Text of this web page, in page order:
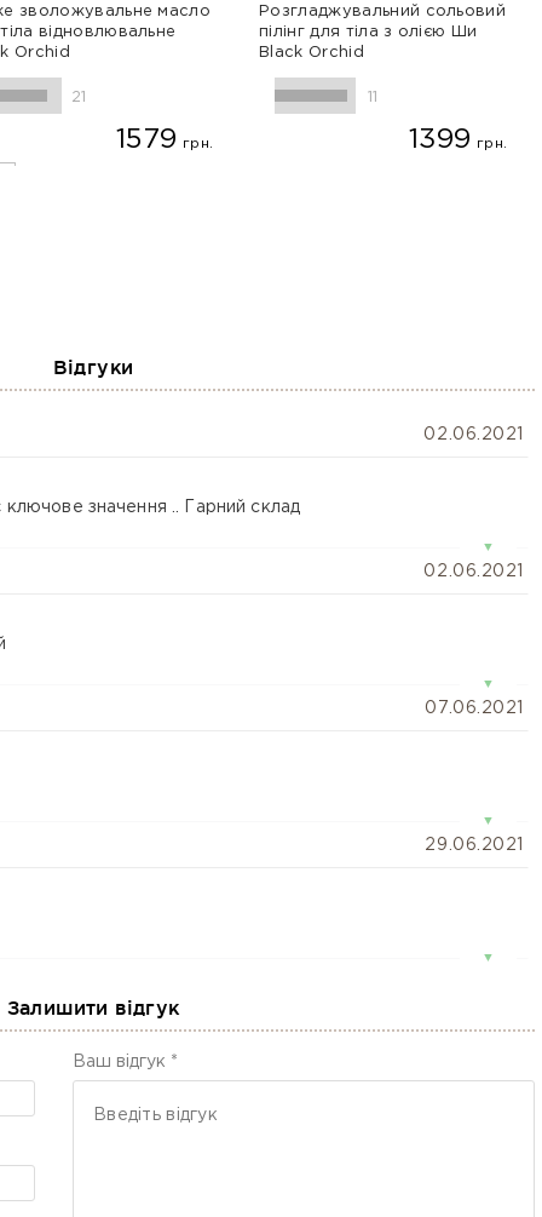
зволожувальне масло
відновлювальне
Orchid
21
1579 грн.
Очікується
Розгладжувальний сольовий
пілінг для тіла з олією Ши
Black Orchid
11
1399 грн.
Очікується
Відгуки
02.06.2021
значення .. Гарний склад
▼
02.06.2021
▼
07.06.2021
▼
29.06.2021
▼
Залишити відгук
Ваш відгук *